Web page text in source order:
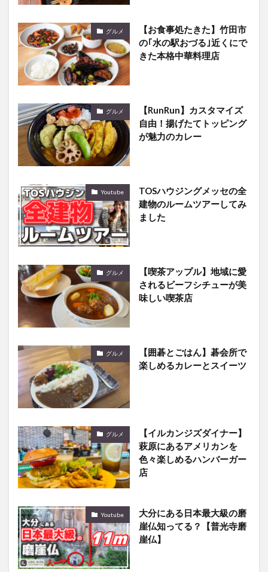
グルメ
【お食事処たきた】竹田市
の｢水の駅おづる｣近くにで
きた本格中華料理店
グルメ
【RunRun】カスタマイズ
自由！揚げたてトッピング
が魅力のカレー
Youtube
TOSハウジングメッセの全
建物のルームツアーしてみ
ました
グルメ
【喫茶アップル】地域に愛
されるビーフシチューが美
味しい喫茶店
グルメ
【囲碁とごはん】碁会所で
楽しめるカレーとスイーツ
グルメ
【イルカンジズダイナー】
萩原にあるアメリカンを
色々楽しめるハンバーガー
店
Youtube
大分にある日本最大級の磨
崖仏知ってる？【普光寺磨
崖仏】